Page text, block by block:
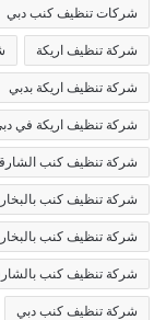
شركات تنظيف كنب دبي
شركة تنظيف اريكة
شركة تنظيف اريكة بدبي
شركة تنظيف اريكة في
شركة تنظيف كنب
شركة تنظيف كنب
شركة تنظيف كنب
شركة تنظيف كنب
شركة تنظيف كنب دبي